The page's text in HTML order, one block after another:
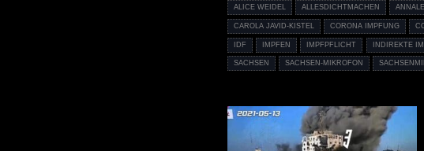
ALICE WEIDEL ALLESDICHTMACHEN
CAROLA JAVID-KISTEL CORONA IMPFUNG
IDF IMPFEN IMPFPFLICHT INDIREKTE
SACHSEN SACHSEN-MIKROFON